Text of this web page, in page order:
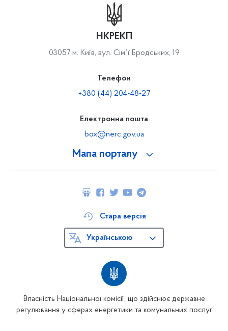
Мапа порталу
НКРЕКП
03057 м. Київ, вул. Сімʼї Бродських, 19
Телефон
+380 (44) 204-48-27
Електронна пошта
box@nerc.gov.ua
Власність Національної комісії, що здійснює державне
регулювання у сферах енергетики та комунальних послуг
Стара версія
Українською